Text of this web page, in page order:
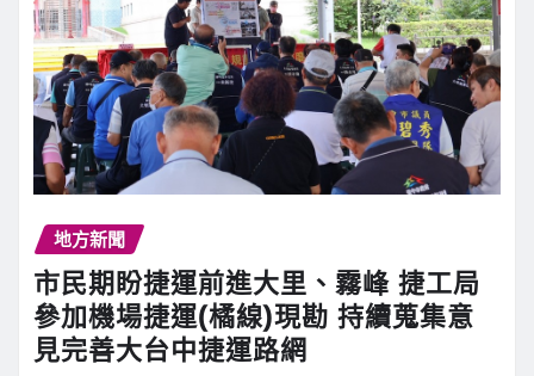
地方新聞
市民期盼捷運前進大里、霧峰 捷工局
參加機場捷運(橘線)現勘 持續蒐集意
見完善大台中捷運路網